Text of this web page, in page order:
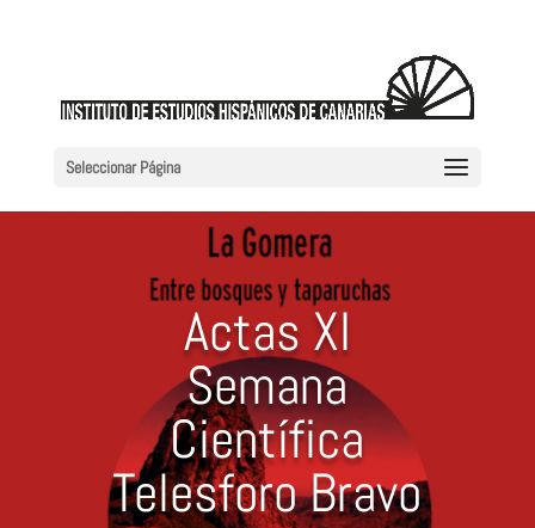
Seleccionar Página
Actas XI
Semana
Científica
Telesforo Bravo